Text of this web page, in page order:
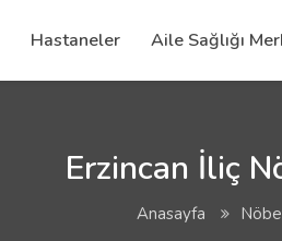
Hastaneler Aile Sağlığı
Erzincan İliç
Anasayfa